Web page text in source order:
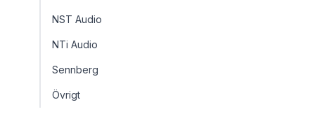
NST Audio
NTi Audio
Sennberg
Övrigt